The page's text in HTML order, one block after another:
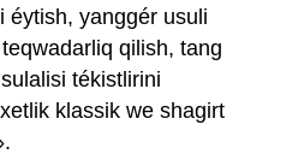
éytish, yanggér usuli
qilish, tang
tékistlirini
klassik we shagirt